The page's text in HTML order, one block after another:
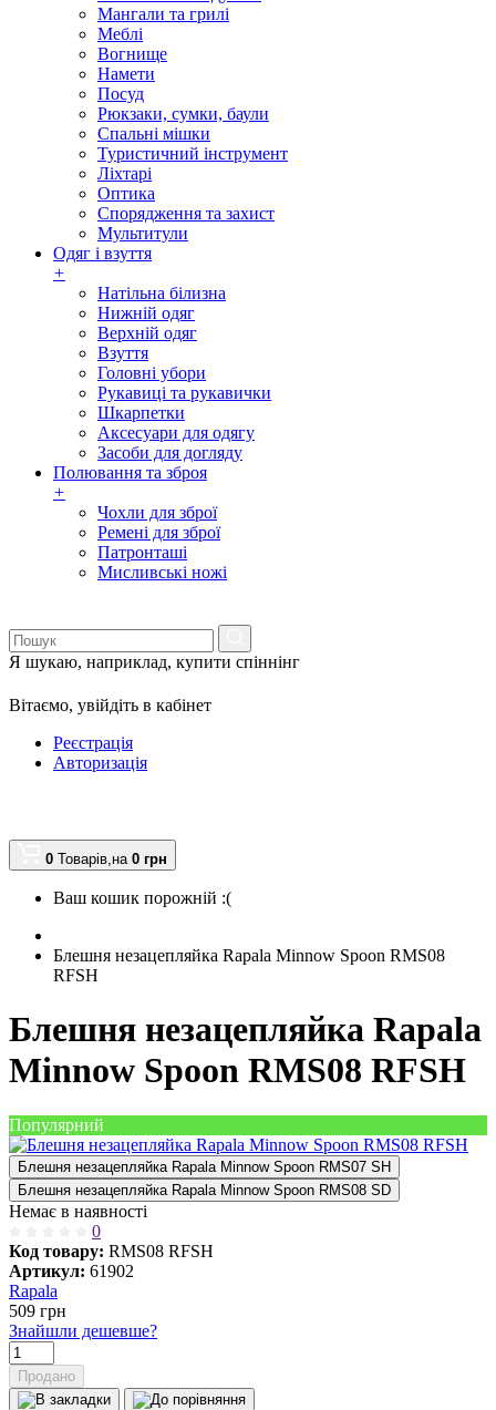
Мангали та грилі
Меблі
Вогнище
Намети
Посуд
Рюкзаки, сумки, баули
Спальні мішки
Туристичний інструмент
Ліхтарі
Оптика
Спорядження та захист
Мультитули
Одяг і взуття
+
Натільна білизна
Нижній одяг
Верхній одяг
Взуття
Головні убори
Рукавиці та рукавички
Шкарпетки
Аксесуари для одягу
Засоби для догляду
Полювання та зброя
+
Чохли для зброї
Ремені для зброї
Патронташі
Мисливські ножі
Я шукаю, наприклад, купити спіннінг
Вітаємо, увійдіть в кабінет
Реєстрація
Авторизація
0 Товарів,на 0 грн
Ваш кошик порожній :(
Блешня незацепляйка Rapala Minnow Spoon RMS08
RFSH
Блешня незацепляйка Rapala
Minnow Spoon RMS08 RFSH
Популярний
Блешня незацепляйка Rapala Minnow Spoon RMS07 SH
Блешня незацепляйка Rapala Minnow Spoon RMS08 SD
Немає в наявності
0
Код товару: RMS08 RFSH
Артикул: 61902
Rapala
509 грн
Знайшли дешевше?
Продано